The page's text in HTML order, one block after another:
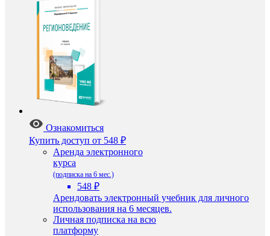
Ознакомиться
Купить доступ от 548 ₽
Аренда электронного
курса
(подписка на 6 мес.)
548 ₽
Арендовать электронный учебник для личного
использования на 6 месяцев.
Личная подписка на всю
платформу